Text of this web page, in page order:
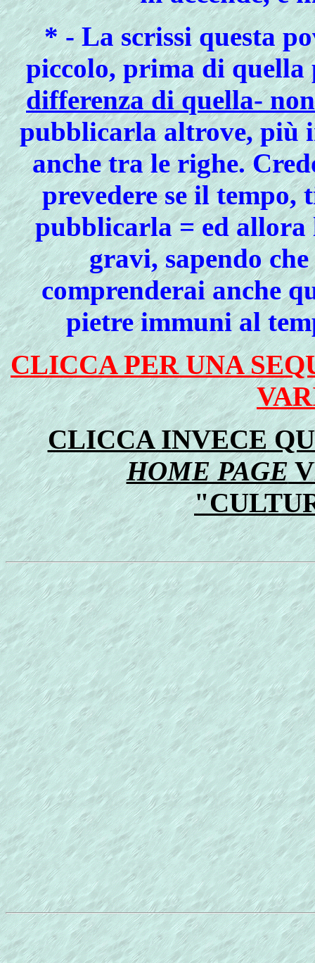
* - La scrissi questa
piccolo, prima di
differenza di quella-
pubblicarla altrove, più
anche tra le righe.
prevedere se il tempo,
pubblicarla = ed allora
gravi, sapendo
comprenderai anche
pietre immuni al
CLICCA PER UNA
CLICCA INVECE
HOME PAGE